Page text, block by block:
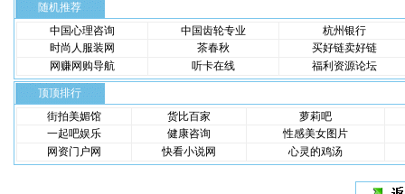
随机推荐
中国心理咨询
中国齿轮专业
杭州银行
时尚人服装网
茶春秋
买好链卖好链
网赚网购导航
听卡在线 福利资源论坛
顶顶排行
街拍美媚馆
货比百家
萝莉吧
一起吧娱乐
健康咨询
性感美女图片
网资门户网
快看小说网 心灵的鸡汤